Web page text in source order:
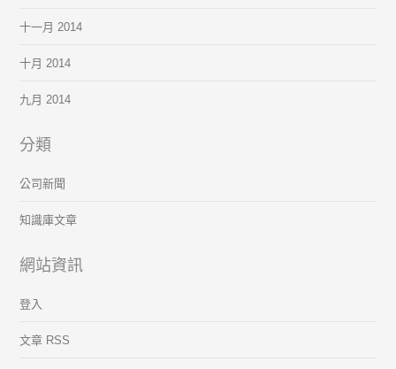
十一月 2014
十月 2014
九月 2014
分類
公司新聞
知識庫文章
網站資訊
登入
文章 RSS